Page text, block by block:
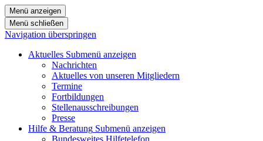
Menü anzeigen
Menü schließen
Navigation überspringen
Aktuelles Submenü anzeigen
Nachrichten
Aktuelles von unseren Mitgliedern
Termine
Fortbildungen
Stellenausschreibungen
Presse
Hilfe & Beratung Submenü anzeigen
Bundesweites Hilfetelefon